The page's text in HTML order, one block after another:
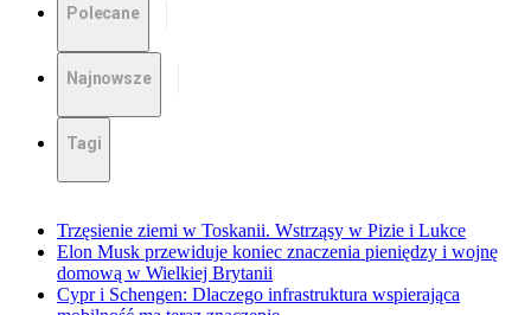
Polecane
Najnowsze
Tagi
Trzęsienie ziemi w Toskanii. Wstrząsy w Pizie i Lukce
Elon Musk przewiduje koniec znaczenia pieniędzy i wojnę
domową w Wielkiej Brytanii
Cypr i Schengen: Dlaczego infrastruktura wspierająca